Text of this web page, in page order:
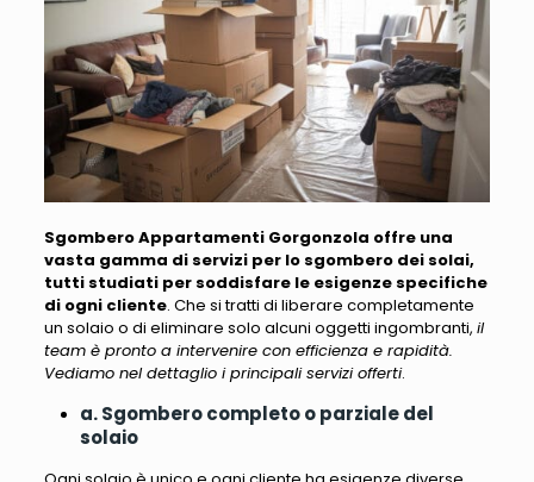
Sgombero Appartamenti Gorgonzola offre una
vasta gamma di servizi per lo sgombero dei solai,
tutti studiati per soddisfare le esigenze specifiche
di ogni cliente. Che si tratti di liberare completamente
un solaio o di eliminare solo alcuni oggetti ingombranti, il
team è pronto a intervenire con efficienza e rapidità.
Vediamo nel dettaglio i principali servizi offerti.
a. Sgombero completo o parziale del
solaio